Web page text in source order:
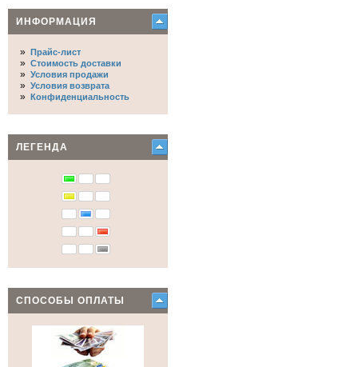
ИНФОРМАЦИЯ
» Прайс-лист
» Стоимость доставки
» Условия продажи
» Условия возврата
» Конфиденциальность
ЛЕГЕНДА
СПОСОБЫ ОПЛАТЫ